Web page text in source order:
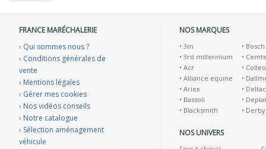
FRANCE MARÉCHALERIE
› Qui sommes nous ?
› Conditions générales de
vente
› Mentions légales
› Gérer mes cookies
› Nos vidéos conseils
› Notre catalogue
› Sélection aménagement
véhicule
NOS MARQUES
• 3m
• 3rd millennium
• Acr
• Alliance equine
• Ariex
• Bassoli
• Blacksmith
• Bosch
•
•
•
•
•
• Derby
NOS UNIVERS